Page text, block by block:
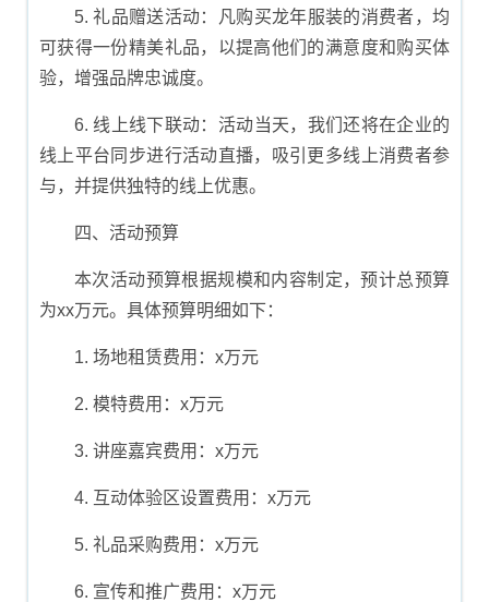
5. 礼品赠送活动：凡购买龙年服装的消费者，均
可获得一份精美礼品，以提高他们的满意度和购买体
验，增强品牌忠诚度。
6. 线上线下联动：活动当天，我们还将在企业的
线上平台同步进行活动直播，吸引更多线上消费者参
与，并提供独特的线上优惠。
四、活动预算
本次活动预算根据规模和内容制定，预计总预算
为xx万元。具体预算明细如下：
1. 场地租赁费用：x万元
2. 模特费用：x万元
3. 讲座嘉宾费用：x万元
4. 互动体验区设置费用：x万元
5. 礼品采购费用：x万元
6. 宣传和推广费用：x万元